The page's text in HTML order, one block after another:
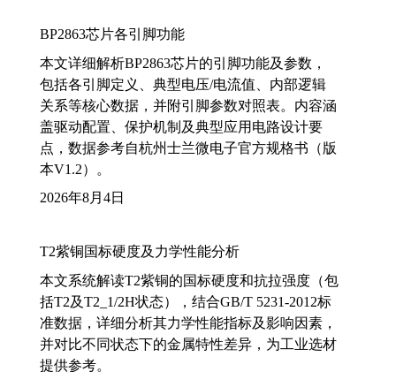
BP2863芯片各引脚功能
本文详细解析BP2863芯片的引脚功能及参数，
包括各引脚定义、典型电压/电流值、内部逻辑
关系等核心数据，并附引脚参数对照表。内容涵
盖驱动配置、保护机制及典型应用电路设计要
点，数据参考自杭州士兰微电子官方规格书（版
本V1.2）。
2026年8月4日
T2紫铜国标硬度及力学性能分析
本文系统解读T2紫铜的国标硬度和抗拉强度（包
括T2及T2_1/2H状态），结合GB/T 5231-2012标
准数据，详细分析其力学性能指标及影响因素，
并对比不同状态下的金属特性差异，为工业选材
提供参考。